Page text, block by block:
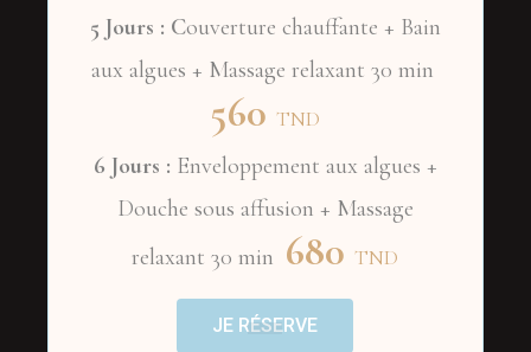
5 Jours : Couverture chauffante + Bain
aux algues + Massage relaxant 30 min
560TND
6 Jours : Enveloppement aux algues +
Douche sous affusion + Massage
relaxant 30 min 680TND
JE RÉSERVE